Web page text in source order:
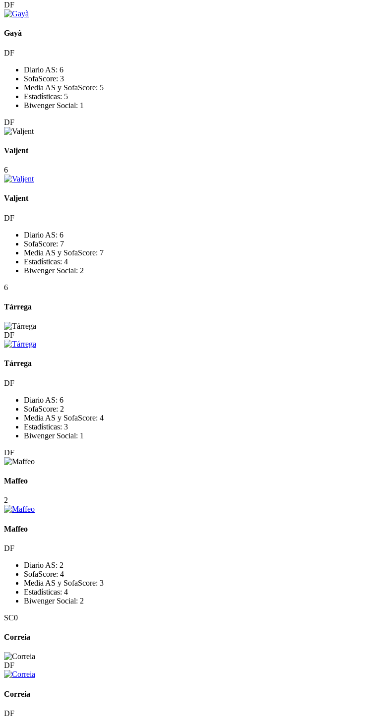
DF
Gayà
DF
Diario AS: 6
SofaScore: 3
Media AS y SofaScore: 5
Estadísticas: 5
Biwenger Social: 1
DF
Valjent
6
Valjent
DF
Diario AS: 6
SofaScore: 7
Media AS y SofaScore: 7
Estadísticas: 4
Biwenger Social: 2
6
Tárrega
DF
Tárrega
DF
Diario AS: 6
SofaScore: 2
Media AS y SofaScore: 4
Estadísticas: 3
Biwenger Social: 1
DF
Maffeo
2
Maffeo
DF
Diario AS: 2
SofaScore: 4
Media AS y SofaScore: 3
Estadísticas: 4
Biwenger Social: 2
SC0
Correia
DF
Correia
DF